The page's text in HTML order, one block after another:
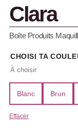
Clara
Boîte Produits
CHOISI TA
Blanc Brun
Effacer